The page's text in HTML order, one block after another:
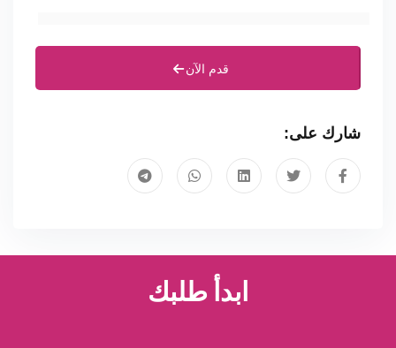
قدم الآن
شارك على:
ابدأ طلبك